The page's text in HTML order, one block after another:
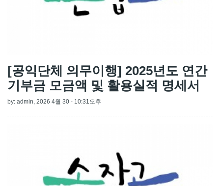
[공익단체 의무이행] 2025년도 연간
기부금 모금액 및 활용실적 명세서
by: admin, 2026 4월 30 - 10:31오후